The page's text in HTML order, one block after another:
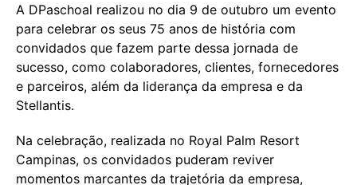
A DPaschoal realizou no dia 9 de outubro um evento
para celebrar os seus 75 anos de história com
convidados que fazem parte dessa jornada de
sucesso, como colaboradores, clientes, fornecedores
e parceiros, além da liderança da empresa e da
Stellantis.
Na celebração, realizada no Royal Palm Resort
Campinas, os convidados puderam reviver
momentos marcantes da trajetória da empresa,